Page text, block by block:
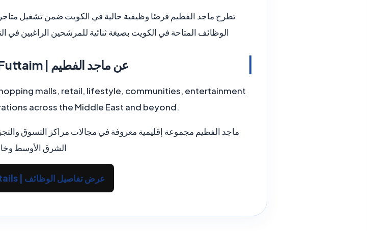
تطرح ماجد الفطيم فرصًا وظيفية حالية في الكويت ضمن تشغيل متاجر
الوظائف المتاحة في الكويت بصيغة ثنائية للمرشحين الراغبين
About Majid Al Futtaim | عن ماجد الفطيم
malls, retail, lifestyle, communities, entertainment
across the Middle East and beyond.
ماجد الفطيم مجموعة إقليمية معروفة في مجالات مراكز التسوق
الشرق الأوسط
View Job Details | عرض تفاصيل الوظائف